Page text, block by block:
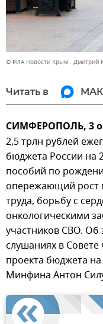
© РИА Новости Крым . Дмитрий
Читать в
СИМФЕРОПОЛЬ, 3
2,5 трлн рублей
бюджета России на
пособий по
опережающий рост
труда, борьбу с
онкологическими
участников СВО. Об
слушаниях в
проекта бюджета
Минфина Антон